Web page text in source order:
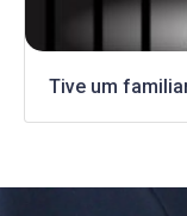
Tive um